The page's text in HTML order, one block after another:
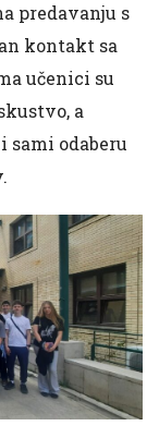
predavanju s
kontakt sa
učenici su
a
sami odaberu